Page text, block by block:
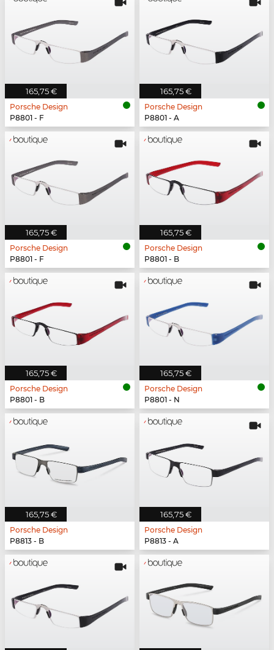
165,75 €
Porsche Design
P8801 - F
165,75 €
Porsche Design
P8801 - A
165,75 €
Porsche Design
P8801 - F
165,75 €
Porsche Design
P8801 - B
165,75 €
Porsche Design
P8801 - B
165,75 €
Porsche Design
P8801 - N
165,75 €
Porsche Design
P8813 - B
165,75 €
Porsche Design
P8813 - A